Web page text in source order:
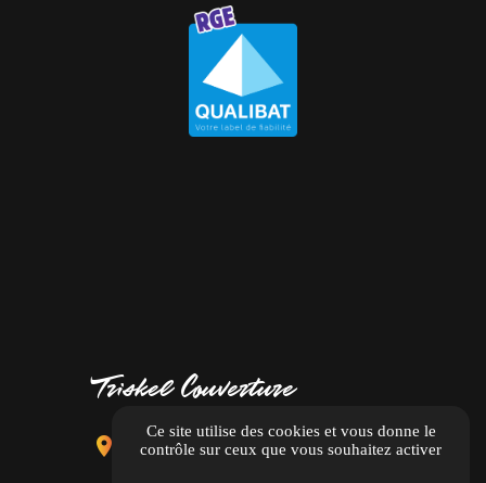
Triskel Couverture
location_on
10 Chemin des Bruyères,
Ce site utilise des cookies et vous donne le
contrôle sur ceux que vous souhaitez activer